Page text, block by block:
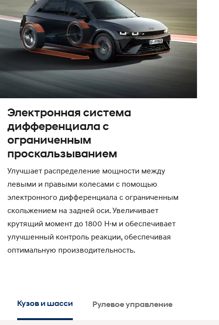
Электронная система
дифференциала с
ограниченным
проскальзыванием
Улучшает распределение мощности между
левыми и правыми колесами с помощью
электронного дифференциала с ограниченным
скольжением на задней оси. Увеличивает
крутящий момент до 1800 Н·м и обеспечивает
улучшенный контроль реакции, обеспечивая
оптимальную производительность.
Кузов и шасси Рулевое управление